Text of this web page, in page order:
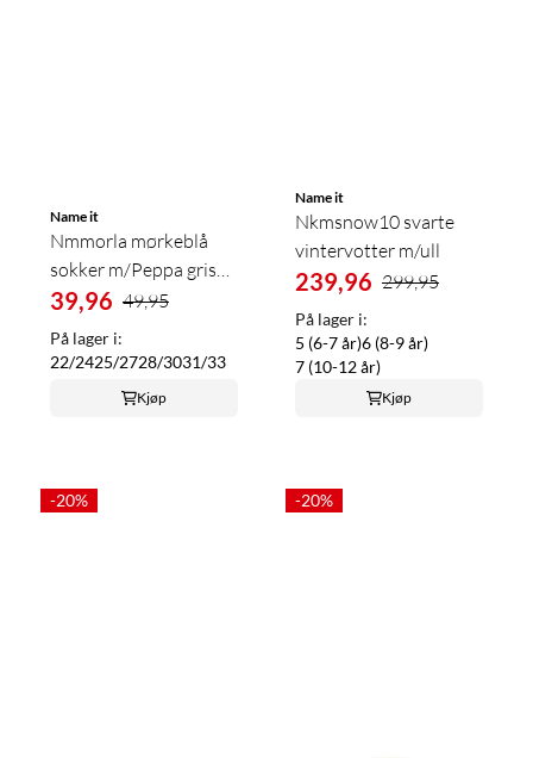
Name it
Nmmorla mørkeblå
sokker m/Peppa gris
venner
39,96 49,95
På lager i:
22/2425/2728/3031/33
Kjøp
Name it
Nkmsnow10 svarte
vintervotter m/ull
239,96 299,95
På lager i:
5 (6-7 år)6 (8-9 år)
7 (10-12 år)
Kjøp
-20% -20%